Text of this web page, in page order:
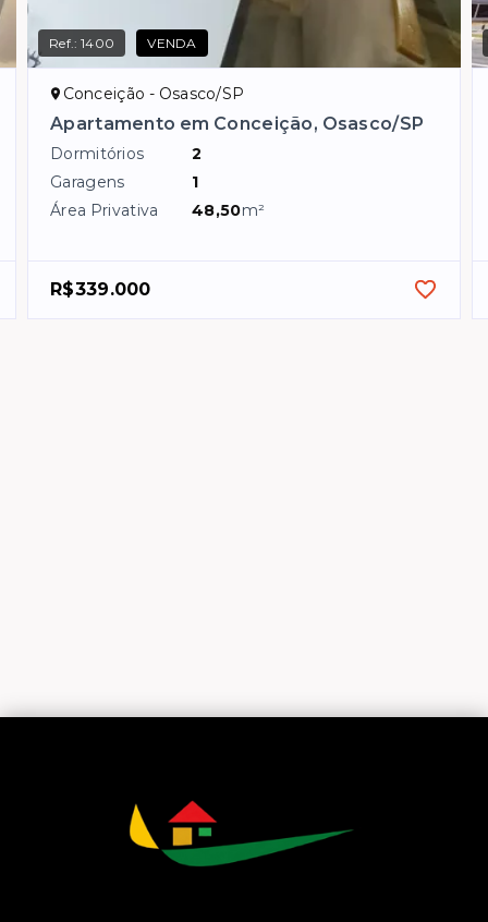
Ref.:1400 VENDA
Conceição - Osasco/SP
Apartamento em Conceição, Osasco/SP
Dormitórios
2
Garagens
1
Área Privativa
48,50m²
R$339.000